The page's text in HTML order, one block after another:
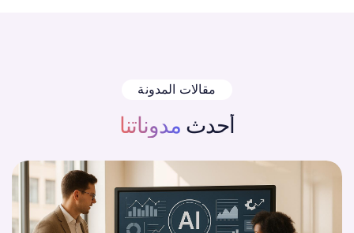
مقالات المدونة
أحدث مدوناتنا